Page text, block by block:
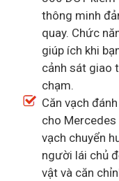
thông minh
quay. Chức
giúp ích khi
cảnh sát giao
chạm.
Căn vạch
cho
vạch chuyển
người lái chủ
vật và căn